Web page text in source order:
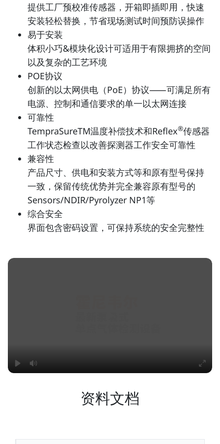
提供工厂预校准传感器，开箱即插即用，快速
安装轻松替换，节省现场测试时间预防误操作
易于安装
体积小巧&模块化设计可适用于有限拥挤的空间
以及复杂的工艺环境
POE协议
创新的以太网供电（PoE）协议⸺可满足所有
电源、控制和通信要求的单一以太网连接
可靠性
TempraSureTM温度补偿技术和Reflex®传感器
工作状态检查以改善探测器工作安全可靠性
兼容性
产品尺寸、供电和安装方式等和原有型号保持
一致，保留传统优势并完全兼容原有型号的
Sensors/NDIR/Pyrolyzer NP1等
综合安全
界面包含密码设置，可保持系统的安全完整性
资料文档